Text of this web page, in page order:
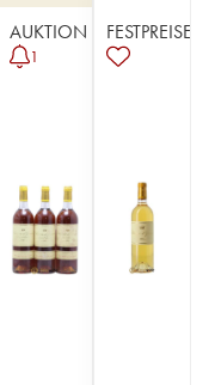
AUKTION
1
FESTPREISE